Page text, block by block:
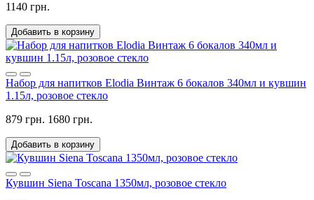
1140 грн.
Добавить в корзину
Набор для напитков Elodia Винтаж 6 бокалов 340мл и кувшин
1.15л, розовое стекло
879 грн. 1680 грн.
Добавить в корзину
Кувшин Siena Toscana 1350мл, розовое стекло